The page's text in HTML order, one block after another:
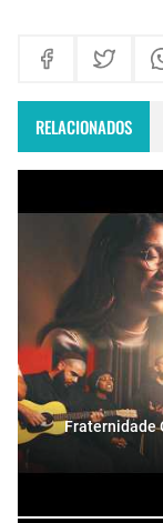
RELACIONADOS
Fraternidade